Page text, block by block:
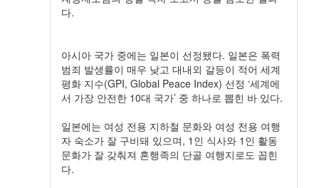
다.
아시아 국가 중에는 일본이 선정됐다. 일본은 폭력
범죄 발생률이 매우 낮고 대내외 갈등이 적어 세계
평화 지수(GPI, Global Peace Index) 선정 ‘세계에
서 가장 안전한 10대 국가’ 중 하나로 뽑힌 바 있다.
일본에는 여성 전용 지하철 문화와 여성 전용 여행
자 숙소가 잘 구비돼 있으며, 1인 식사와 1인 활동
문화가 잘 갖춰져 혼행족의 단골 여행지로도 꼽힌
다.